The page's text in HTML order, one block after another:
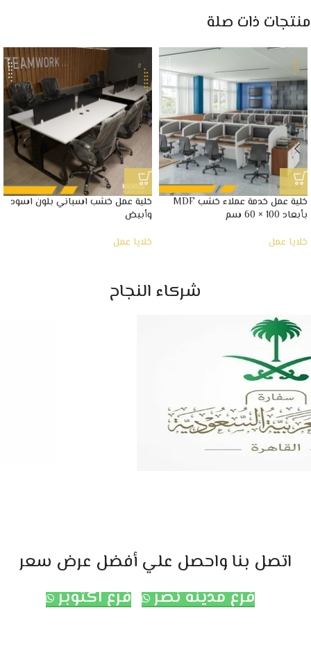
منتجات ذات صلة
خلية عمل خدمة عملاء خشب MDF
بأبعاد 100 × 60 سم
خلايا عمل
خلية عمل خشب اسباني بلون اسود
وأبيض
خلايا عمل
شركاء النجاح
اتصل بنا واحصل علي أفضل عرض سعر
فرع مدينه نصر
فرع اكتوبر